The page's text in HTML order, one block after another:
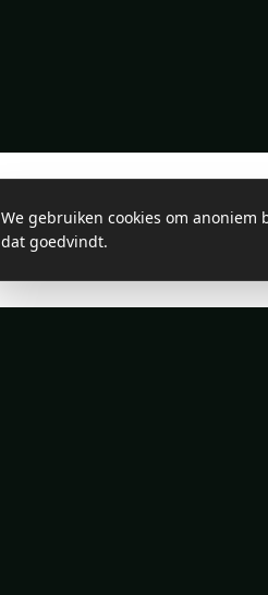
We gebruiken cookies om anoniem
dat goedvindt.